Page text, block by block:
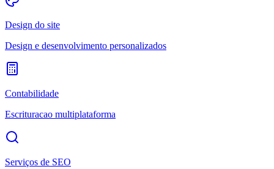
Design do site
Design e desenvolvimento personalizados
Contabilidade
Escrituracao multiplataforma
Serviços de SEO